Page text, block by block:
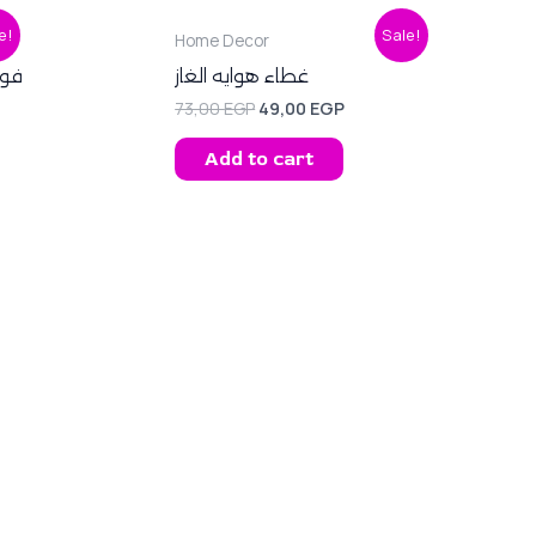
EGP.
Sale!
Home Decor
غطاء هوايه الغاز
73,00EGP
price
was:
73,00 EGP.
49,00 EGP
Current
price
Add to cart